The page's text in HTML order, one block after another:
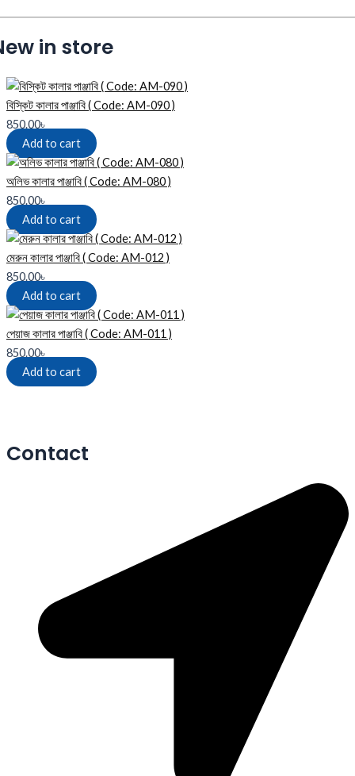
in store
বিস্কিট কালার পাঞ্জাবি ( Code: AM-090 )
850.00৳
Add to cart
অলিভ কালার পাঞ্জাবি ( Code: AM-080 )
850.00৳
Add to cart
মেরুন কালার পাঞ্জাবি ( Code: AM-012 )
850.00৳
Add to cart
পেয়াজ কালার পাঞ্জাবি ( Code: AM-011 )
850.00৳
Add to cart
Contact